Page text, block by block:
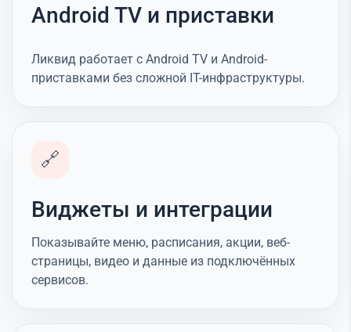
Android TV и приставки
Ликвид работает с Android TV и Android-
приставками без сложной IT-инфраструктуры.
🔗
Виджеты и интеграции
Показывайте меню, расписания, акции, веб-
страницы, видео и данные из подключённых
сервисов.